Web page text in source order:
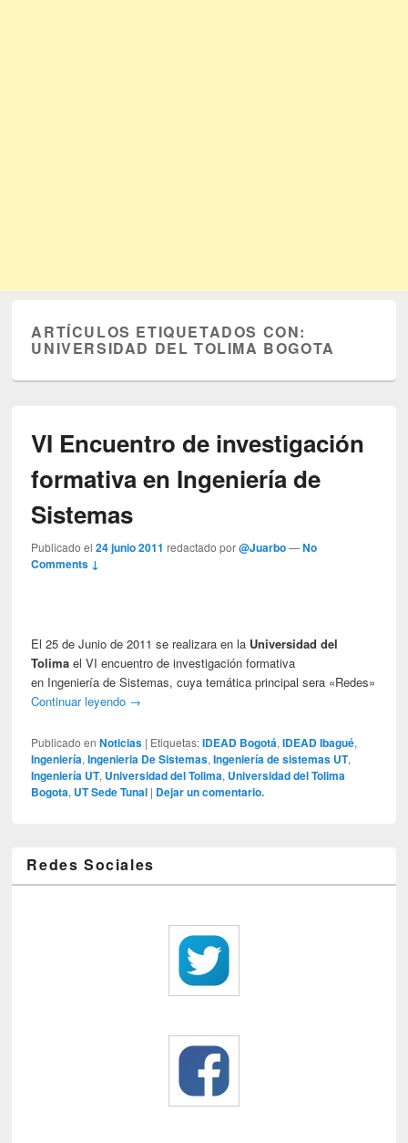
ARTÍCULOS ETIQUETADOS CON:
UNIVERSIDAD DEL TOLIMA BOGOTA
VI Encuentro de investigación
formativa en Ingeniería de
Sistemas
Publicado el24 junio 2011 redactado por@Juarbo —No
Comments ↓
El 25 de Junio de 2011 se realizara en la Universidad del
Tolima el VI encuentro de investigación formativa
en Ingeniería de Sistemas, cuya temática principal sera «Redes»
Continuar leyendo →
Publicado en Noticias | Etiquetas: IDEAD Bogotá,IDEAD Ibagué,
Ingeniería,Ingenieria De Sistemas,Ingeniería de sistemas UT,
Ingeniería UT, Universidad del Tolima, Universidad del Tolima
Bogota, UT Sede Tunal | Dejar un comentario.
Redes Sociales